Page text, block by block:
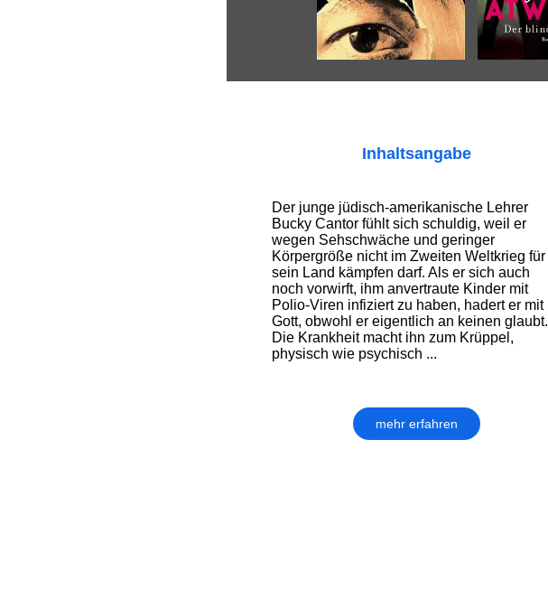
Inhaltsangabe
Der junge jüdisch-amerikanische Lehrer
Bucky Cantor fühlt sich schuldig, weil er
wegen Sehschwäche und geringer
Körpergröße nicht im Zweiten Weltkrieg für
sein Land kämpfen darf. Als er sich auch
noch vorwirft, ihm anvertraute Kinder mit
Polio-Viren infiziert zu haben, hadert er mit
Gott, obwohl er eigentlich an keinen glaubt.
Die Krankheit macht ihn zum Krüppel,
physisch wie psychisch ...
mehr erfahren